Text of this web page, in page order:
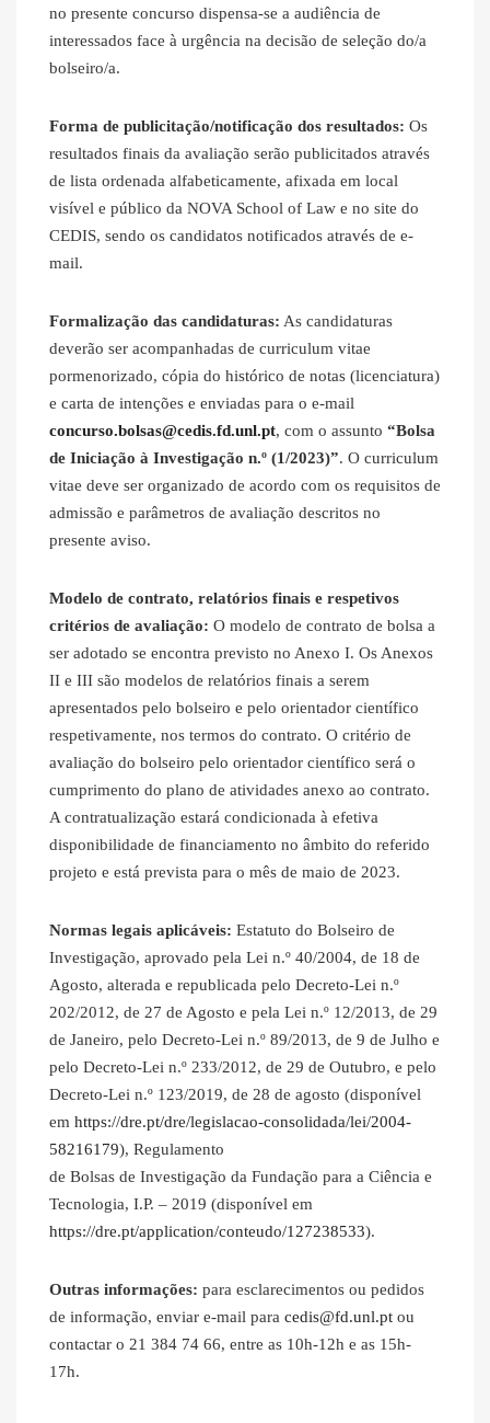
no presente concurso dispensa‐se a audiência de
interessados face à urgência na decisão de seleção do/a
bolseiro/a.
Forma de publicitação/notificação dos resultados: Os
resultados finais da avaliação serão publicitados através
de lista ordenada alfabeticamente, afixada em local
visível e público da NOVA School of Law e no site do
CEDIS, sendo os candidatos notificados através de e-
mail.
Formalização das candidaturas: As candidaturas
deverão ser acompanhadas de curriculum vitae
pormenorizado, cópia do histórico de notas (licenciatura)
e carta de intenções e enviadas para o e‐mail
concurso.bolsas@cedis.fd.unl.pt, com o assunto “Bolsa
de Iniciação à Investigação n.º (1/2023)”. O curriculum
vitae deve ser organizado de acordo com os requisitos de
admissão e parâmetros de avaliação descritos no
presente aviso.
Modelo de contrato, relatórios finais e respetivos
critérios de avaliação: O modelo de contrato de bolsa a
ser adotado se encontra previsto no Anexo I. Os Anexos
II e III são modelos de relatórios finais a serem
apresentados pelo bolseiro e pelo orientador científico
respetivamente, nos termos do contrato. O critério de
avaliação do bolseiro pelo orientador científico será o
cumprimento do plano de atividades anexo ao contrato.
A contratualização estará condicionada à efetiva
disponibilidade de financiamento no âmbito do referido
projeto e está prevista para o mês de maio de 2023.
Normas legais aplicáveis: Estatuto do Bolseiro de
Investigação, aprovado pela Lei n.º 40/2004, de 18 de
Agosto, alterada e republicada pelo Decreto-Lei n.º
202/2012, de 27 de Agosto e pela Lei n.º 12/2013, de 29
de Janeiro, pelo Decreto-Lei n.º 89/2013, de 9 de Julho e
pelo Decreto-Lei n.º 233/2012, de 29 de Outubro, e pelo
Decreto-Lei n.º 123/2019, de 28 de agosto (disponível
em https://dre.pt/dre/legislacao-consolidada/lei/2004-
58216179), Regulamento
de Bolsas de Investigação da Fundação para a Ciência e
Tecnologia, I.P. – 2019 (disponível em
https://dre.pt/application/conteudo/127238533).
Outras informações: para esclarecimentos ou pedidos
de informação, enviar e-mail para cedis@fd.unl.pt ou
contactar o 21 384 74 66, entre as 10h-12h e as 15h-
17h.